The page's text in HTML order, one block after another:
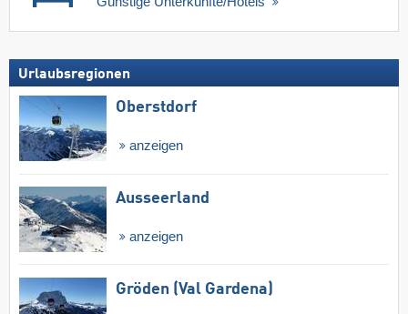
Urlaubsregionen
Oberstdorf
anzeigen
Ausseerland
anzeigen
Gröden (Val Gardena)